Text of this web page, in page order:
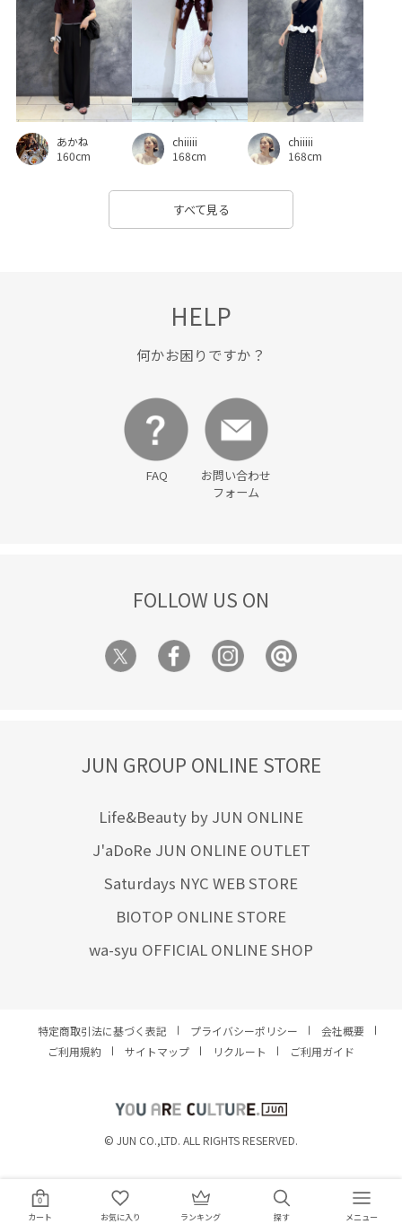
0
カート
お気に入り ランキング
ワイドボトム 上品 丸みのあるフォルム 伸縮性
低反発 冷んやり 別注 別注コラボバッグ
取り外し可能 女性らしさ 履きやすい 幅広
抜け感 接触冷感 歩きやすい 毎シーズン
洗濯OK 洗濯機で洗える 甲高 疲れにくい
着心地が良い 立体感 美easy
美easy_linen_ALL 美easyリネンライク 美シルエット
あかね
160cm
chiiiii
168cm
chiiiii
168cm
すべて見る
HELP
何かお困りですか？
FAQ
お問い合わせ
フォーム
FOLLOW US ON
JUN GROUP ONLINE STORE
Life&Beauty by JUN ONLINE
J'aDoRe JUN ONLINE OUTLET
Saturdays NYC WEB STORE
BIOTOP ONLINE STORE
wa-syu OFFICIAL ONLINE SHOP
特定商取引法に基づく表記 プライバシーポリシー
会社概要
ご利用規約
サイトマップ リクルート ご利用ガイド
© JUN CO.,LTD. ALL RIGHTS RESERVED.